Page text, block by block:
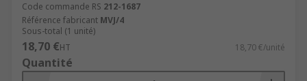
Code commande RS 212-1687
Référence fabricant MVJ/4
Sous-total (1 unité)
18,70 €HT 18,70 €/unité
Quantité